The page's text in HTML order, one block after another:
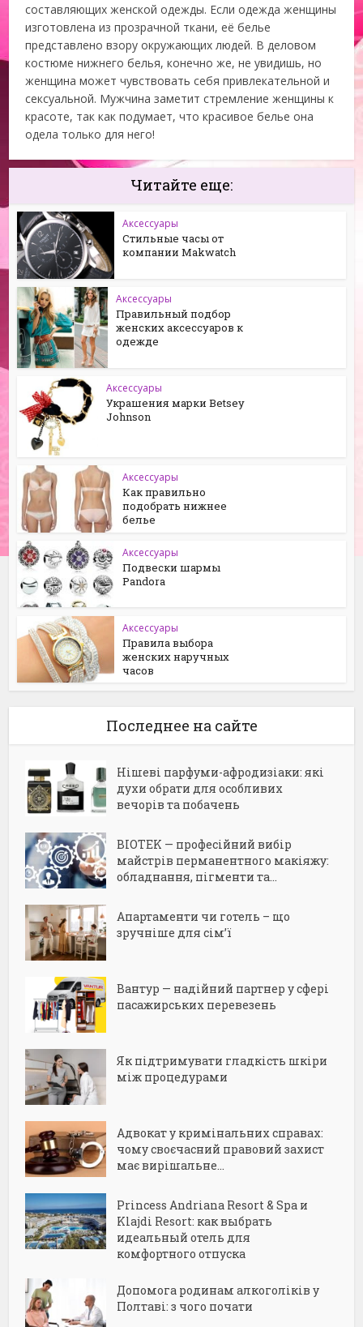
составляющих женской одежды. Если одежда женщины
изготовлена из прозрачной ткани, её белье
представлено взору окружающих людей. В деловом
костюме нижнего белья, конечно же, не увидишь, но
женщина может чувствовать себя привлекательной и
сексуальной. Мужчина заметит стремление женщины к
красоте, так как подумает, что красивое белье она
одела только для него!
Читайте еще:
Аксессуары
Стильные часы от
компании Makwatch
Аксессуары
Правильный подбор
женских аксессуаров к
одежде
Аксессуары
Украшения марки Betsey
Johnson
Аксессуары
Как правильно
подобрать нижнее
белье
Аксессуары
Подвески шармы
Pandora
Аксессуары
Правила выбора
женских наручных
часов
Последнее на сайте
Нішеві парфуми-афродизіаки: які
духи обрати для особливих
вечорів та побачень
BIOTEK — професійний вибір
майстрів перманентного макіяжу:
обладнання, пігменти та...
Апартаменти чи готель – що
зручніше для сім’ї
Вантур — надійний партнер у сфері
пасажирських перевезень
Як підтримувати гладкість шкіри
між процедурами
Адвокат у кримінальних справах:
чому своєчасний правовий захист
має вирішальне...
Princess Andriana Resort & Spa и
Klajdi Resort: как выбрать
идеальный отель для
комфортного отпуска
Допомога родинам алкоголіків у
Полтаві: з чого почати